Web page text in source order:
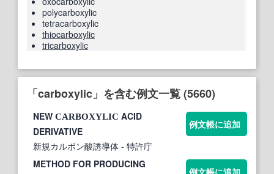
polycarboxylic
tetracarboxylic
thiocarboxylic
tricarboxylic
「carboxylic」を含む例文一覧 (5660)
NEW CARBOXYLIC ACID
DERIVATIVE
新規カルボン酸誘導体 - 特許庁
例文帳に追加
METHOD FOR PRODUCING